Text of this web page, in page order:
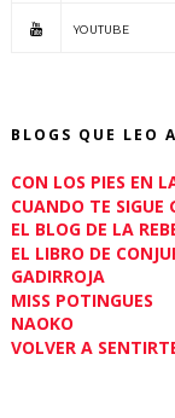
YOUTUBE
BLOGS QUE LEO
CON LOS PIES EN
CUANDO TE SIGUE
EL BLOG DE LA
EL LIBRO DE
GADIRROJA
MISS POTINGUES
NAOKO
VOLVER A